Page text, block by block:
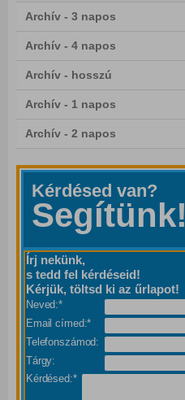
Archív - 3 napos
Archív - 4 napos
Archív - hosszú
Archív - 1 napos
Archív - 2 napos
Kérdésed van?
Segítünk!
Írj nekünk,
s tedd fel kérdéseid!
Kérjük, töltsd ki az űrlapot!
Neved:*
Email címed:*
Telefonszámod:
Tárgy:
Kérdésed:*